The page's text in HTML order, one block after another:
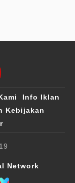
Info Iklan
Kebijakan
Network